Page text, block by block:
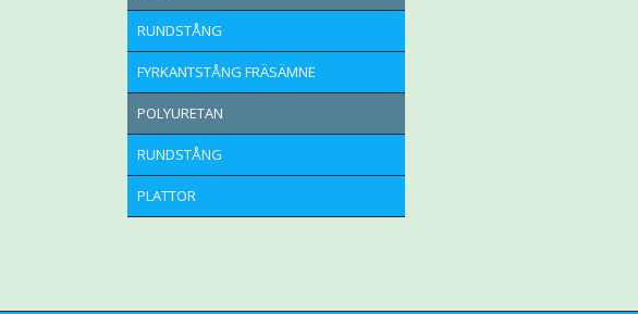
RUNDSTÅNG
FYRKANTSTÅNG FRÄSÄMNE
POLYURETAN
RUNDSTÅNG
PLATTOR